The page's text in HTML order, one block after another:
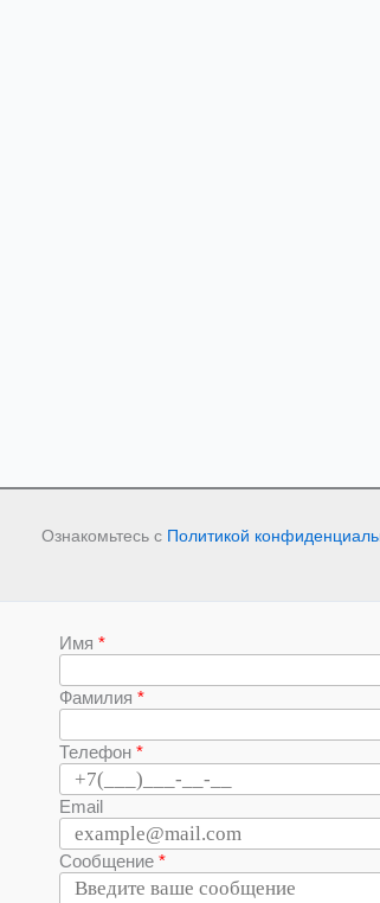
Ознакомьтесь с Политикой
Имя
Фамилия
Телефон
Email
Сообщение